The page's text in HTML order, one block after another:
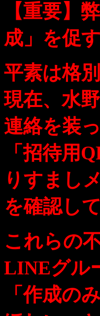
【重要】
成」を促
平素は格
現在、水
連絡を装
「招待用
りすまし
を確認し
これらの
LINEグル
「作成の